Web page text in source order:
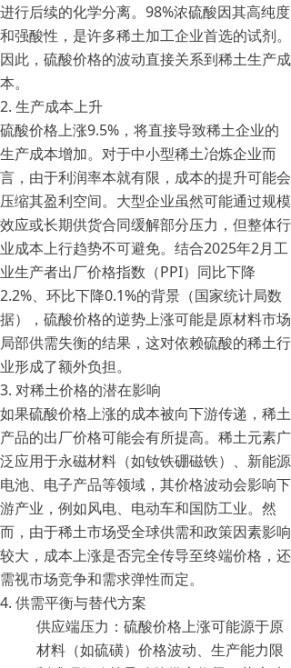
进行后续的化学分离。98%浓硫酸因其高纯度
和强酸性，是许多稀土加工企业首选的试剂。
因此，硫酸价格的波动直接关系到稀土生产成
本。
2. 生产成本上升
硫酸价格上涨9.5%，将直接导致稀土企业的
生产成本增加。对于中小型稀土冶炼企业而
言，由于利润率本就有限，成本的提升可能会
压缩其盈利空间。大型企业虽然可能通过规模
效应或长期供货合同缓解部分压力，但整体行
业成本上行趋势不可避免。结合2025年2月工
业生产者出厂价格指数（PPI）同比下降
2.2%、环比下降0.1%的背景（国家统计局数
据），硫酸价格的逆势上涨可能是原材料市场
局部供需失衡的结果，这对依赖硫酸的稀土行
业形成了额外负担。
3. 对稀土价格的潜在影响
如果硫酸价格上涨的成本被向下游传递，稀土
产品的出厂价格可能会有所提高。稀土元素广
泛应用于永磁材料（如钕铁硼磁铁）、新能源
电池、电子产品等领域，其价格波动会影响下
游产业，例如风电、电动车和国防工业。然
而，由于稀土市场受全球供需和政策因素影响
较大，成本上涨是否完全传导至终端价格，还
需视市场竞争和需求弹性而定。
4. 供需平衡与替代方案
供应端压力：硫酸价格上涨可能源于原
材料（如硫磺）价格波动、生产能力限